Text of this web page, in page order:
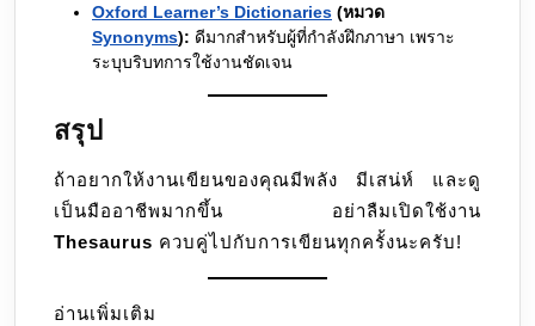
Oxford Learner’s Dictionaries (หมวด
Synonyms): ดีมากสำหรับผู้ที่กำลังฝึกภาษา เพราะ
ระบุบริบทการใช้งานชัดเจน
สรุป
ถ้าอยากให้งานเขียนของคุณมีพลัง มีเสน่ห์ และดู
เป็นมืออาชีพมากขึ้น อย่าลืมเปิดใช้งาน
Thesaurus ควบคู่ไปกับการเขียนทุกครั้งนะครับ!
อ่านเพิ่มเติม